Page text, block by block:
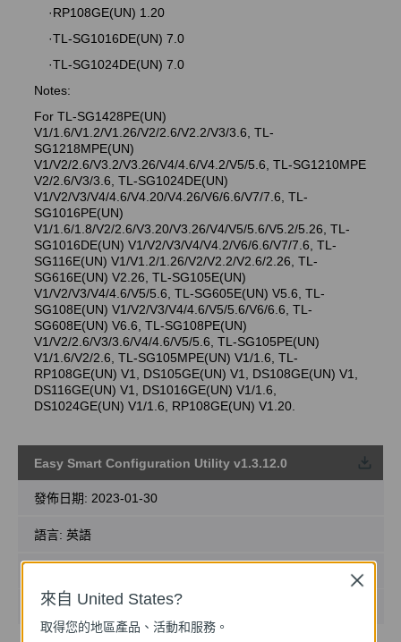
·RP108GE(UN) 1.20
·TL-SG1016DE(UN) 7.0
·TL-SG1024DE(UN) 7.0
Notes:
For TL-SG1428PE(UN)
V1/1.6/V1.2/V1.26/V2/2.6/V2.2/V3/3.6, TL-
SG1218MPE(UN)
V1/V2/2.6/V3.2/V3.26/V4/4.6/V4.2/V5/5.6, TL-SG1210MPE
V2/2.6/V3/3.6, TL-SG1024DE(UN)
V1/V2/V3/V4/4.6/V4.20/V4.26/V6/6.6/V7/7.6, TL-
SG1016PE(UN)
V1/1.6/1.8/V2/2.6/V3.20/V3.26/V4/V5/5.6/V5.2/5.26, TL-
SG1016DE(UN) V1/V2/V3/V4/V4.2/V6/6.6/V7/7.6, TL-
SG116E(UN) V1/V1.2/1.26/V2/V2.2/V2.6/2.26, TL-
SG616E(UN) V2.26, TL-SG105E(UN)
V1/V2/V3/V4/4.6/V5/5.6, TL-SG605E(UN) V5.6, TL-
SG108E(UN) V1/V2/V3/V4/4.6/V5/5.6/V6/6.6, TL-
SG608E(UN) V6.6, TL-SG108PE(UN)
V1/V2/2.6/V3/3.6/V4/4.6/V5/5.6, TL-SG105PE(UN)
V1/1.6/V2/2.6, TL-SG105MPE(UN) V1/1.6, TL-
RP108GE(UN) V1, DS105GE(UN) V1, DS108GE(UN) V1,
DS116GE(UN) V1, DS1016GE(UN) V1/1.6,
DS1024GE(UN) V1/1.6, RP108GE(UN) V1.20.
Easy Smart Configuration Utility v1.3.12.0
發佈日期: 2023-01-30
語言: 英語
作業系統: Win/7/8/10
來自 United States?
取得您的地區產品、活動和服務。
Close